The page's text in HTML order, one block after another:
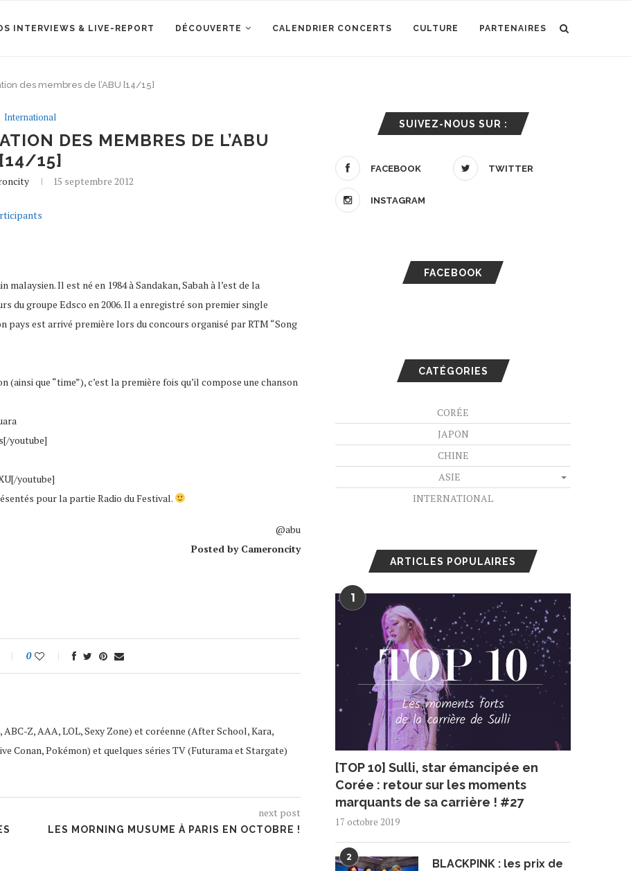
INTERVIEWS & LIVE-REPORT DÉCOUVERTE CALENDRIER CONCERTS CULTURE PARTENAIRES
des membres de l’ABU [14/15]
International
DES MEMBRES DE L’ABU
[14/15]
15 septembre 2012
Il est né en 1984 à Sandakan, Sabah à l’est de la
du groupe Edsco en 2006. Il a enregistré son premier single
pays est arrivé première lors du concours organisé par RTM “Song
(ainsi que “time”), c’est la première fois qu’il compose une chanson
youtube]
youtube]
pour la partie Radio du Festival.
@abu
Posted by Cameroncity
0
ABC-Z, AAA, LOL, Sexy Zone) et coréenne (After School, Kara,
Conan, Pokémon) et quelques séries TV (Futurama et Stargate)
next post
LES MORNING MUSUME À PARIS EN OCTOBRE !
SUIVEZ-NOUS SUR :
FACEBOOK TWITTER
INSTAGRAM
FACEBOOK
CATÉGORIES
CORÉE
JAPON
CHINE
ASIE
INTERNATIONAL
ARTICLES POPULAIRES
1
[TOP 10] Sulli, star émancipée en
Corée : retour sur les moments
marquants de sa carrière ! #27
17 octobre 2019
2
BLACKPINK : les prix de